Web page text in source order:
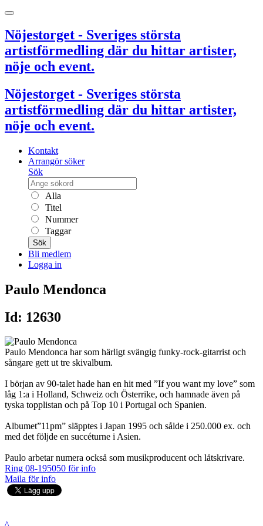
Nöjestorget - Sveriges största
artistförmedling där du hittar artister,
nöje och event.
Nöjestorget - Sveriges största
artistförmedling där du hittar artister,
nöje och event.
Kontakt
Arrangör söker
Sök
Alla
Titel
Nummer
Taggar
Sök
Bli medlem
Logga in
Paulo Mendonca
Id: 12630
Paulo Mendonca har som härligt svängig funky-rock-gitarrist och
sångare gett ut tre skivalbum.
I början av 90-talet hade han en hit med ”If you want my love” som
låg 1:a i Holland, Schweiz och Österrike, och hamnade även på
tyska topplistan och på Top 10 i Portugal och Spanien.
Albumet”11pm” släpptes i Japan 1995 och sålde i 250.000 ex. och
med det följde en succéturne i Asien.
Paulo arbetar numera också som musikproducent och låtskrivare.
Ring 08-195050 för info
Maila för info